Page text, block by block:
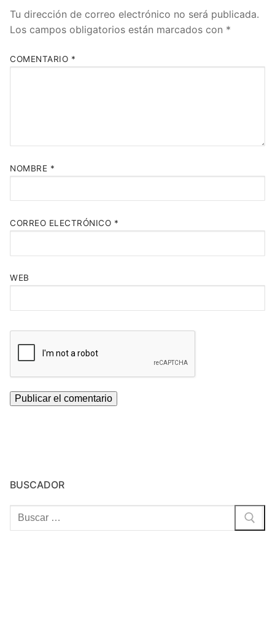
Tu dirección de correo electrónico no será publicada.
Los campos obligatorios están marcados con *
COMENTARIO *
NOMBRE *
CORREO ELECTRÓNICO *
WEB
BUSCADOR
Buscar: